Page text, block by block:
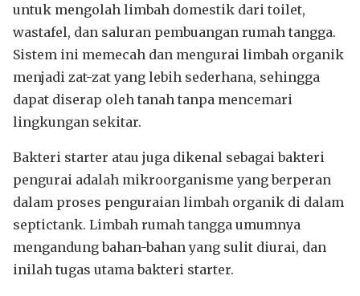
untuk mengolah limbah domestik dari toilet,
wastafel, dan saluran pembuangan rumah tangga.
Sistem ini memecah dan mengurai limbah organik
menjadi zat-zat yang lebih sederhana, sehingga
dapat diserap oleh tanah tanpa mencemari
lingkungan sekitar.
Bakteri starter atau juga dikenal sebagai bakteri
pengurai adalah mikroorganisme yang berperan
dalam proses penguraian limbah organik di dalam
septictank. Limbah rumah tangga umumnya
mengandung bahan-bahan yang sulit diurai, dan
inilah tugas utama bakteri starter.